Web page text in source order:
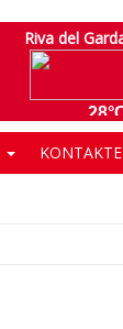
KONTAKTE